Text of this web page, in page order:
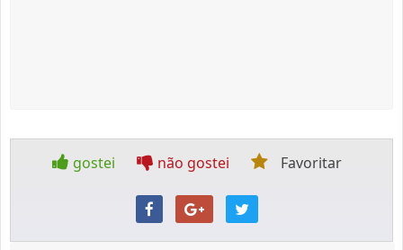
gostei não gostei Favoritar